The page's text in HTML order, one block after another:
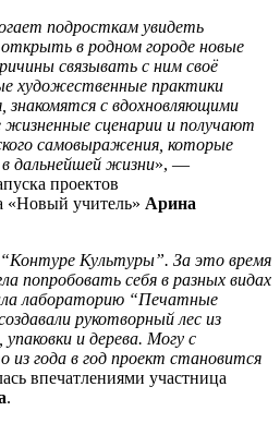
подросткам увидеть
в родном городе новые
связывать с ним своё
художественные практики
знакомятся с вдохновляющими
сценарии и получают
самовыражения, которые
дальнейшей жизни», —
проектов
«Новый учитель» Арина
Культуры”. За это время
попробовать себя в разных видах
лабораторию “Печатные
рукотворный лес из
и дерева. Могу с
из года в год проект становится
впечатлениями участница
.